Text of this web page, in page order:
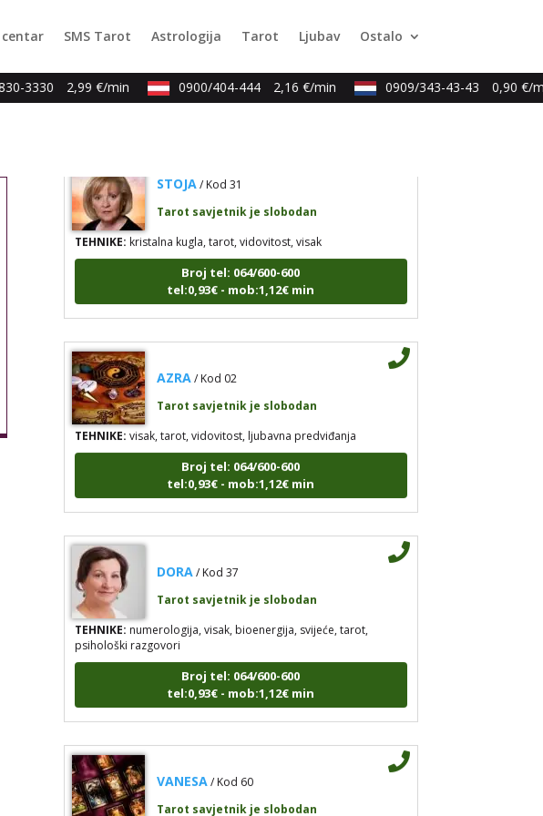
SMS Tarot Astrologija Tarot Ljubav Ostalo
3330 2,99 €/min 0900/404-444 2,16 €/min 0909/343-43-43 0,90 €/
duhovni razgovori
Broj tel: 064/600-600
tel:0,93€ - mob:1,12€ min
STOJA / Kod 31
Tarot savjetnik je slobodan
TEHNIKE:kristalna kugla, tarot, vidovitost, visak
Broj tel: 064/600-600
tel:0,93€ - mob:1,12€ min
AZRA / Kod 02
Tarot savjetnik je slobodan
TEHNIKE:visak, tarot, vidovitost, ljubavna predviđanja
Broj tel: 064/600-600
tel:0,93€ - mob:1,12€ min
DORA / Kod 37
Tarot savjetnik je slobodan
TEHNIKE:numerologija, visak, bioenergija, svijeće, tarot,
psihološki razgovori
Broj tel: 064/600-600
tel:0,93€ - mob:1,12€ min
VANESA / Kod 60
Tarot savjetnik je slobodan